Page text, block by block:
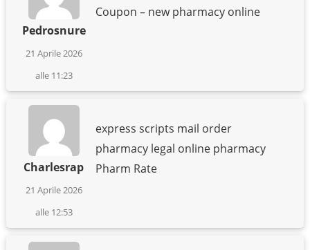
Pedrosnure
21 Aprile 2026
alle 11:23
Coupon – new pharmacy online
Charlesrap
21 Aprile 2026
alle 12:53
express scripts mail order
pharmacy legal online pharmacy
Pharm Rate